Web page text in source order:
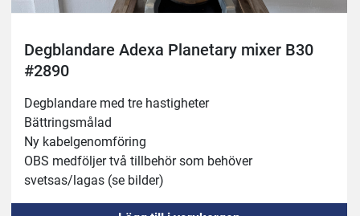
Degblandare Adexa Planetary mixer B30
#2890
Degblandare med tre hastigheter
Bättringsmålad
Ny kabelgenomföring
OBS medföljer två tillbehör som behöver
svetsas/lagas (se bilder)